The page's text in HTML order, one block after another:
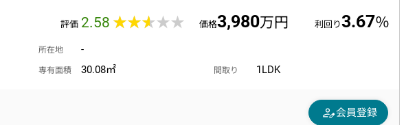
評価 2.58 ★★★★★
★★★★★ 価格3,980万円 利回り3.67％
所在地 -
専有面積 30.08㎡ 間取り 1LDK
person_edit会員登録